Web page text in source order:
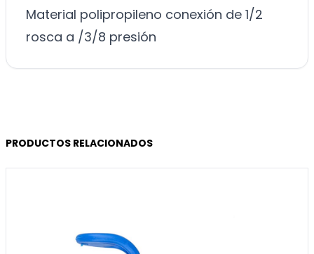
Material polipropileno conexión de 1/2
rosca a /3/8 presión
PRODUCTOS RELACIONADOS